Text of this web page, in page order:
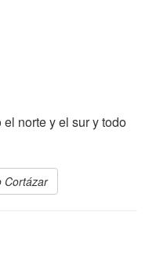
norte y el sur y todo
Cortázar